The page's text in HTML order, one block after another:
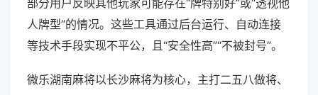
部分用户反映其他玩家可能存在“牌特别好”或“透视他
人牌型”的情况。这些工具通过后台运行、自动连接
等技术手段实现不平公，且“安全性高”“不被封号”。
微乐湖南麻将以长沙麻将为核心，主打二五八做将、